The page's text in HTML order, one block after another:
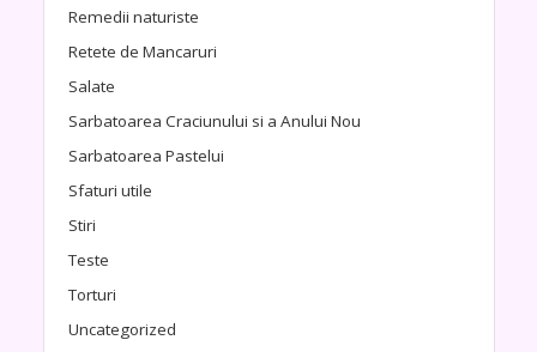
Remedii naturiste
Retete de Mancaruri
Salate
Sarbatoarea Craciunului si a Anului Nou
Sarbatoarea Pastelui
Sfaturi utile
Stiri
Teste
Torturi
Uncategorized